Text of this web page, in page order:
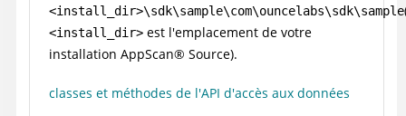
<install_dir>\sdk\sample\com\ouncelabs\sdk\sample
<install_dir> est l'emplacement de votre
installation AppScan® Source).
classes et méthodes de l'API d'accès aux données